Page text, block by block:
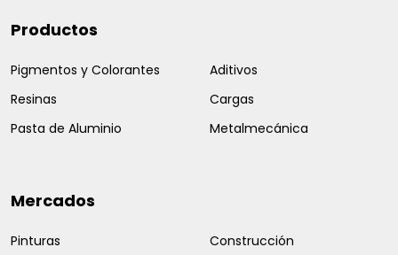
Productos
Pigmentos y Colorantes
Resinas
Pasta de Aluminio
Aditivos
Cargas
Metalmecánica
Mercados
Pinturas
Construcción